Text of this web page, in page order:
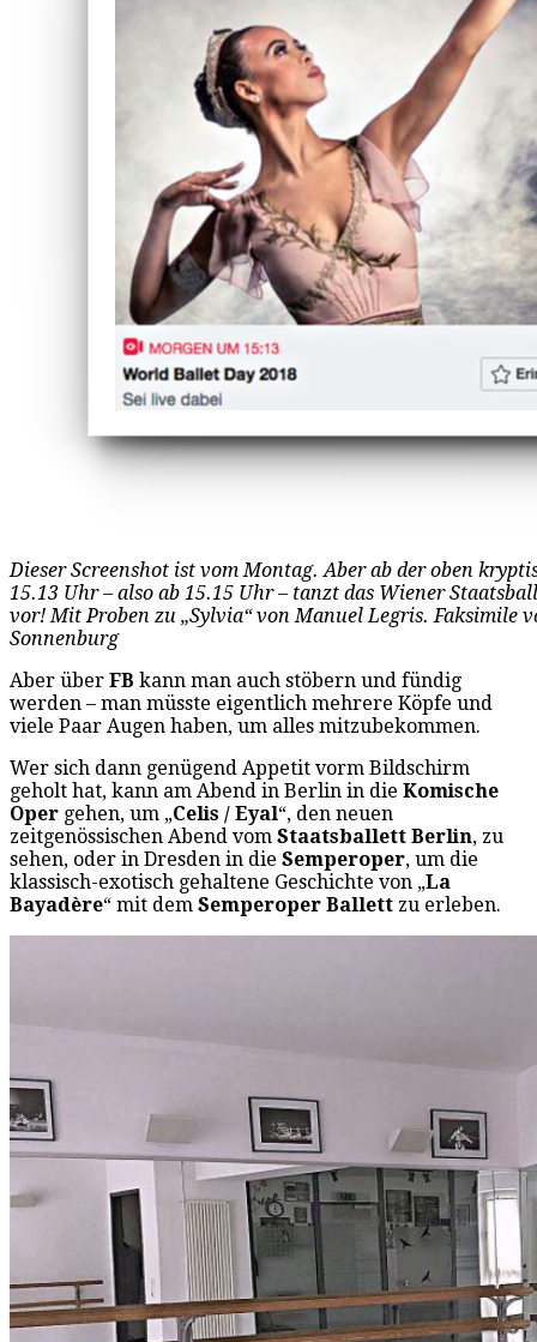
Dieser Screenshot ist vom Montag. Aber ab der oben
15.13 Uhr – also ab 15.15 Uhr – tanzt das Wiener
vor! Mit Proben zu „Sylvia“ von Manuel Legris. Faksimile
Sonnenburg
Aber über FB kann man auch stöbern und fündig
werden – man müsste eigentlich mehrere Köpfe und
viele Paar Augen haben, um alles mitzubekommen.
Wer sich dann genügend Appetit vorm Bildschirm
geholt hat, kann am Abend in Berlin in die Komische
Oper gehen, um „Celis / Eyal“, den neuen
zeitgenössischen Abend vom Staatsballett Berlin, zu
sehen, oder in Dresden in die Semperoper, um die
klassisch-exotisch gehaltene Geschichte von „La
Bayadère“ mit dem Semperoper Ballett zu erleben.